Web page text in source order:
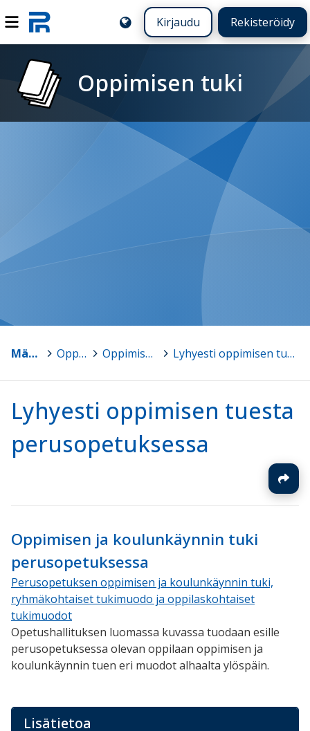
Kirjaudu Rekisteröidy
Oppimisen tuki
Mänttä-Vilppula Oppimisen tuki > Oppimisen ja koulunkäynnin tuki (perusopetus) > Lyhyesti oppimisen tuesta perusopetuksessa
Lyhyesti oppimisen tuesta
perusopetuksessa
Oppimisen ja koulunkäynnin tuki
perusopetuksessa
Perusopetuksen oppimisen ja koulunkäynnin tuki,
ryhmäkohtaiset tukimuodo ja oppilaskohtaiset
tukimuodot
Opetushallituksen luomassa kuvassa tuodaan esille
perusopetuksessa olevan oppilaan oppimisen ja
koulunkäynnin tuen eri muodot alhaalta ylöspäin.
Lisätietoa